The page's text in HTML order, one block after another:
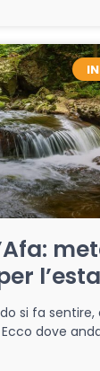
si fa sentire,
dove